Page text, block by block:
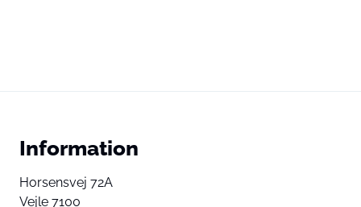
Information
Horsensvej 72A
Vejle 7100